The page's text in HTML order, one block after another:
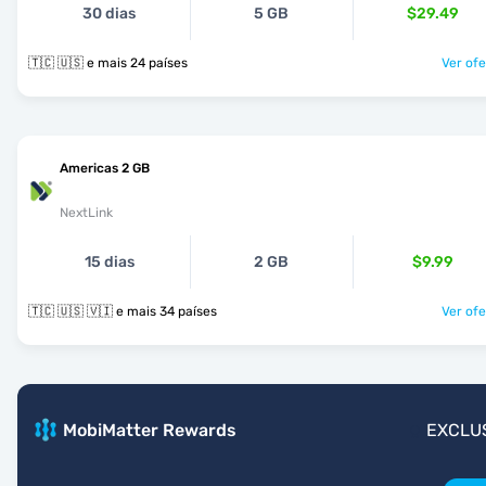
30 dias 5 GB $29.49
🇹🇨 🇺🇸 e mais 24 países Ver
Americas 2 GB
NextLink
15 dias 2 GB $9.99
🇹🇨 🇺🇸 🇻🇮 e mais 34 países Ver
MobiMatter Rewards